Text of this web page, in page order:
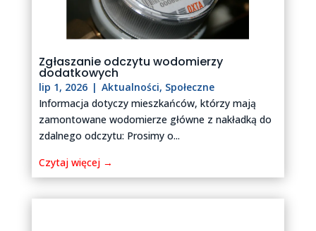
Zgłaszanie odczytu wodomierzy
dodatkowych
lip 1, 2026 | Aktualności, Społeczne
Informacja dotyczy mieszkańców, którzy mają
zamontowane wodomierze główne z nakładką do
zdalnego odczytu: Prosimy o...
Czytaj więcej →